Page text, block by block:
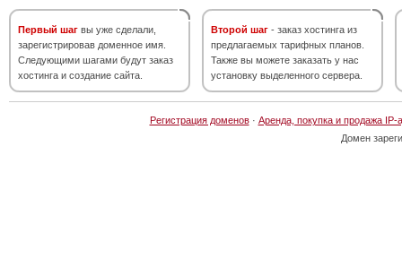
Первый шаг вы уже сделали,
зарегистрировав доменное имя.
Следующими шагами будут заказ
хостинга и создание сайта.
Второй шаг - заказ хостинга из
предлагаемых тарифных планов.
Также вы можете заказать у нас
установку выделенного сервера.
Регистрация доменов· Аренда, покупка и продажа IP-
Домен